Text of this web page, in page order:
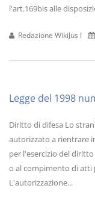
l'art.169bis alle
Redazione WikiJus I
Legge del 1998
Diritto di difesa Lo
autorizzato a rientrare
per l'esercizio del
o al compimento di atti
L'autorizzazione...